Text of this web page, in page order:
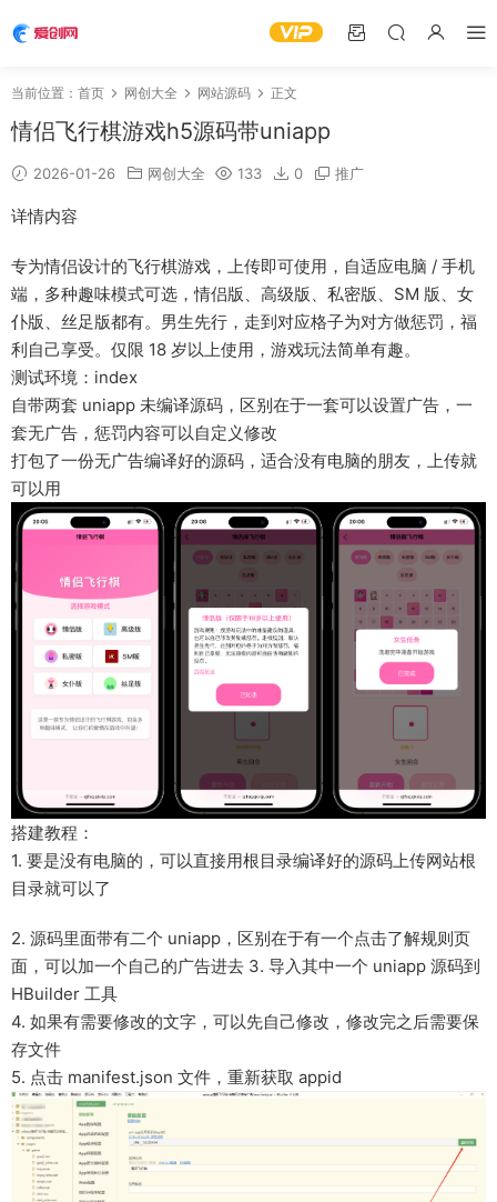
当前位置： 首页 网创大全 网站源码 正文
情侣飞行棋游戏h5源码带uniapp
2026-01-26 网创大全 133 0 推广
详情内容
专为情侣设计的飞行棋游戏，上传即可使用，自适应电脑 / 手机
端，多种趣味模式可选，情侣版、高级版、私密版、SM 版、女
仆版、丝足版都有。男生先行，走到对应格子为对方做惩罚，福
利自己享受。仅限 18 岁以上使用，游戏玩法简单有趣。
测试环境：index
自带两套 uniapp 未编译源码，区别在于一套可以设置广告，一
套无广告，惩罚内容可以自定义修改
打包了一份无广告编译好的源码，适合没有电脑的朋友，上传就
可以用
搭建教程：
1. 要是没有电脑的，可以直接用根目录编译好的源码上传网站根
目录就可以了
2. 源码里面带有二个 uniapp，区别在于有一个点击了解规则页
面，可以加一个自己的广告进去 3. 导入其中一个 uniapp 源码到
HBuilder 工具
4. 如果有需要修改的文字，可以先自己修改，修改完之后需要保
存文件
5. 点击 manifest.json 文件，重新获取 appid